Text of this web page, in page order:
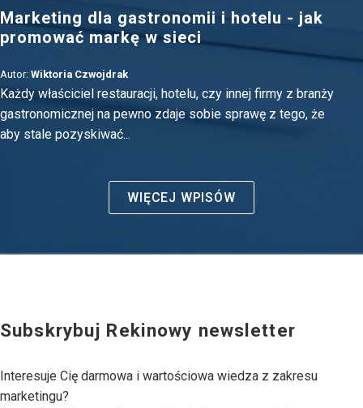
Marketing dla gastronomii i hotelu - jak
promować markę w sieci
Autor: Wiktoria Czwojdrak
Każdy właściciel restauracji, hotelu, czy innej firmy z branży
gastronomicznej na pewno zdaje sobie sprawę z tego, że
aby stale pozyskiwać...
WIĘCEJ WPISÓW
Subskrybuj Rekinowy newsletter
Interesuje Cię darmowa i wartościowa wiedza z zakresu
marketingu?